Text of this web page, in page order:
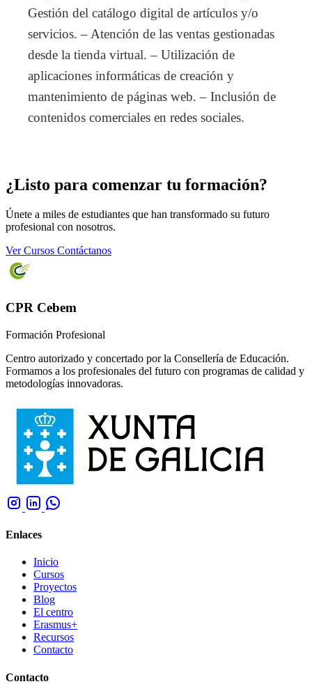
Gestión del catálogo digital de artículos y/o
servicios. – Atención de las ventas gestionadas
desde la tienda virtual. – Utilización de
aplicaciones informáticas de creación y
mantenimiento de páginas web. – Inclusión de
contenidos comerciales en redes sociales.
¿Listo para comenzar tu formación?
Únete a miles de estudiantes que han transformado su futuro
profesional con nosotros.
Ver Cursos Contáctanos
CPR Cebem
Formación Profesional
Centro autorizado y concertado por la Consellería de Educación.
Formamos a los profesionales del futuro con programas de calidad y
metodologías innovadoras.
Enlaces
Inicio
Cursos
Proyectos
Blog
El centro
Erasmus+
Recursos
Contacto
Contacto